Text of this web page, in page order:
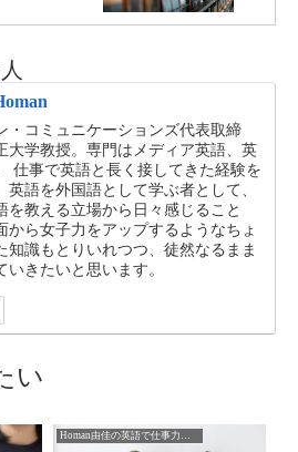
・コミュニケーションズ代表取締
大学教授。専門はメディア英語、英
仕事で英語と長く接してきた経験を
英語を外国語として学ぶ者として、
を教える立場から日々感じること
から女子力をアップするようなちょ
知識もとりいれつつ、徒然なるまま
いきたいと思います。
い